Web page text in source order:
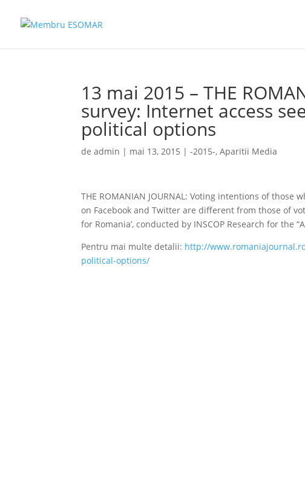
13 mai 2015 – THE
survey: Internet access
political options
deadmin | mai 13, 2015 |-2015-,Aparitii Media
THE ROMANIAN JOURNAL: Voting intentions of
on Facebook and Twitter are different from those of
for Romania’, conducted by INSCOP Research for the
Pentru mai multe detalii: http://
political-options/